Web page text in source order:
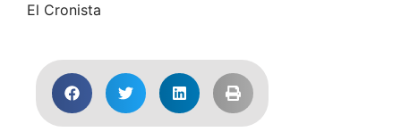
El Cronista